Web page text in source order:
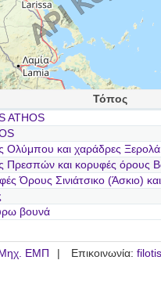
Τόπος
ATHOS
Ολύμπου και χαράδρες
Πρεσπών και κορυφές όρους
Όρους Σινιάτσικο (Άσκιο)
βουνά
ΕΜΠ Επικοινωνία: